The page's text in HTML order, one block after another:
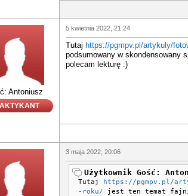
Antoniusz
5 kwietnia 2022, 21:24
Tutaj https://pgmpv.pl/artykuly/
podsumowany w skondensowany
polecam lekturę :)
3 maja 2022, 20:06
Użytkownik Gość:
Tutaj
https://pgmpv.pl/
-roku/ jest ten temat fajnie